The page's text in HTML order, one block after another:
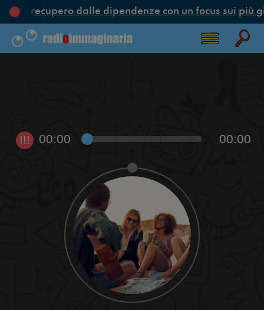
e recupero dalle dipendenze con un focus sui più
!!! 00:00 00:00